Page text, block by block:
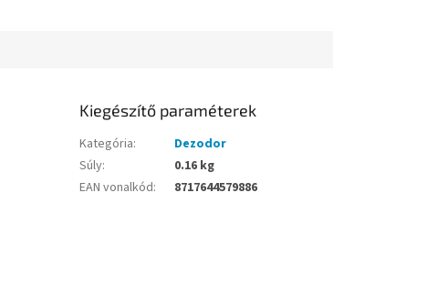
Kiegészítő paraméterek
Kategória:
Dezodor
Súly:
0.16 kg
EAN vonalkód: 8717644579886